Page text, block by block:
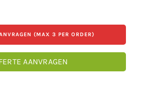
(MAX 3 PER ORDER)
AANVRAGEN